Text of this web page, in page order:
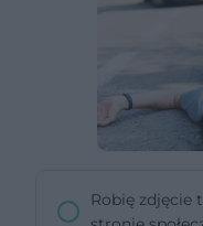
Robię zdjęcie